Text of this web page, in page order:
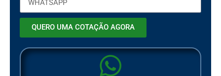
QUERO UMA COTAÇÃO AGORA